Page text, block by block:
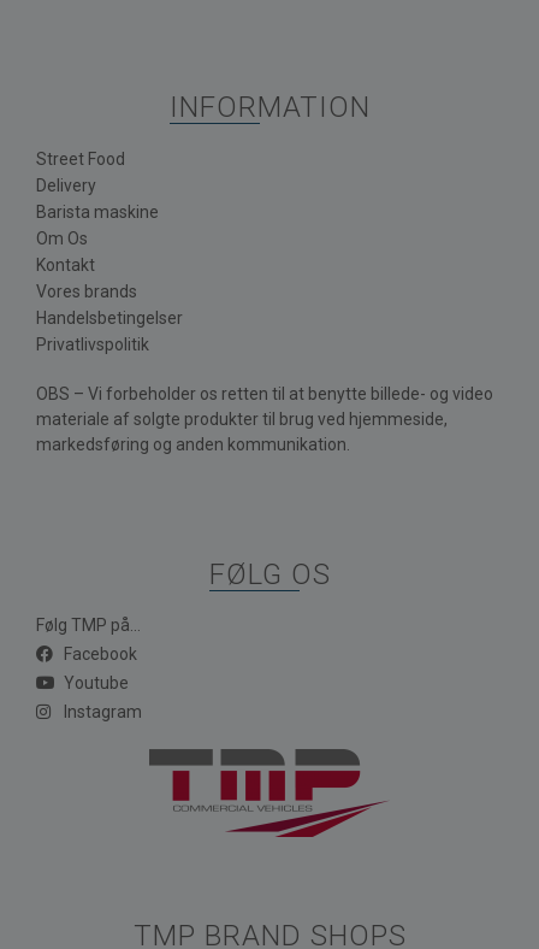
INFORMATION
Street Food
Delivery
Barista maskine
Om Os
Kontakt
Vores brands
Handelsbetingelser
Privatlivspolitik
OBS – Vi forbeholder os retten til at benytte billede- og video
materiale af solgte produkter til brug ved hjemmeside,
markedsføring og anden kommunikation.
FØLG OS
Følg TMP på...
Facebook
Youtube
Instagram
TMP BRAND SHOPS